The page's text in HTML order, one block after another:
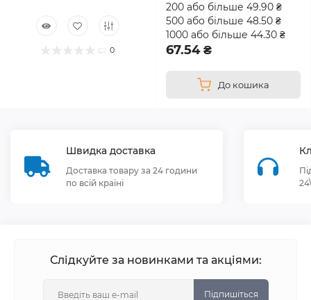
0
200 або більше 49.90 ₴
500 або більше 48.50 ₴
1000 або більше 44.30 ₴
67.54 ₴
До кошика
Швидка доставка
Доставка товару за 24 години
по всій країні
Слідкуйте за новинками та акціями:
Підпишіться